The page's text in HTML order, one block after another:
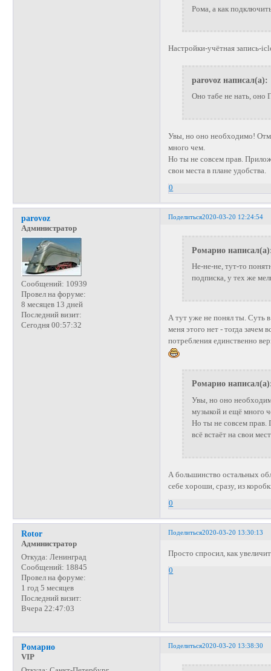
Рома, а как
Настройки-учётная запись-
parovoz написал(а):
Оно табе не нать, оно
Увы, но оно необходимо!
много чем.
Но ты не совсем прав.
свои места в плане удобства.
0
Поделиться2020-03-20 12:24:54
parovoz
Администратор
Сообщений: 10939
Провел на форуме:
8 месяцев 13 дней
Последний визит:
Сегодня 00:57:32
Ромарио
Не-не-не, тут-то
подписка, у тех же
А тут уже не понял ты. Суть
меня этого нет - тогда зачем
потребления единственно
Ромарио
Увы, но оно
музыкой и ещё много
Но ты не совсем прав.
всё встаёт на свои
А большинство остальных
себе хороши, сразу, из
0
Поделиться2020-03-20 13:30:13
Rotor
Администратор
Откуда: Ленинград
Сообщений: 18845
Провел на форуме:
1 год 5 месяцев
Последний визит:
Вчера 22:47:03
Просто спросил, как
0
Поделиться2020-03-20 13:38:30
Ромарио
VIP